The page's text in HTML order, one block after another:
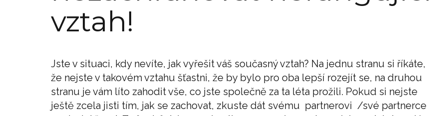
vztah!
Jste v situaci, kdy nevíte, jak vyřešit váš současný vztah? Na jednu stranu si říkáte,
že nejste v takovém vztahu šťastni, že by bylo pro oba lepší rozejít se, na druhou
stranu je vám líto zahodit vše, co jste společně za ta léta prožili. Pokud si nejste
ještě zcela jisti tím, jak se zachovat, zkuste dát svému partnerovi /své partnerce